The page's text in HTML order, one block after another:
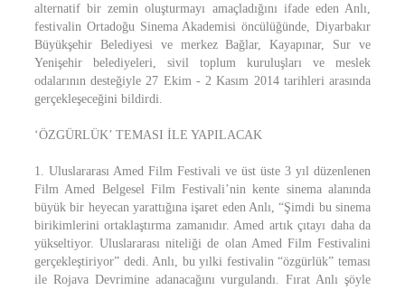
alternatif bir zemin oluşturmayı amaçladığını ifade eden Anlı,
festivalin Ortadoğu Sinema Akademisi öncülüğünde, Diyarbakır
Büyükşehir Belediyesi ve merkez Bağlar, Kayapınar, Sur ve
Yenişehir belediyeleri, sivil toplum kuruluşları ve meslek
odalarının desteğiyle 27 Ekim - 2 Kasım 2014 tarihleri arasında
gerçekleşeceğini bildirdi.
‘ÖZGÜRLÜK’ TEMASI İLE YAPILACAK
1. Uluslararası Amed Film Festivali ve üst üste 3 yıl düzenlenen
Film Amed Belgesel Film Festivali’nin kente sinema alanında
büyük bir heyecan yarattığına işaret eden Anlı, “Şimdi bu sinema
birikimlerini ortaklaştırma zamanıdır. Amed artık çıtayı daha da
yükseltiyor. Uluslararası niteliği de olan Amed Film Festivalini
gerçekleştiriyor” dedi. Anlı, bu yılki festivalin “özgürlük” teması
ile Rojava Devrimine adanacağını vurgulandı. Fırat Anlı şöyle